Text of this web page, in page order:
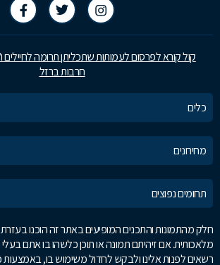
קול קורא לפרסום לעמותות שתכליתן תרומה
חרבות ברזל
כלים
מחירונים
תחומים נפוצים
חלק מהתמונות והתכנים המופיעים באתר זה הוכנו
מלאכותית. אם זיהיתם תמונה או תוכן כלשהו בו אתם בעלי
רשאים לפנות אלינו ולבקש לחדול משימוש בו, באמצעות